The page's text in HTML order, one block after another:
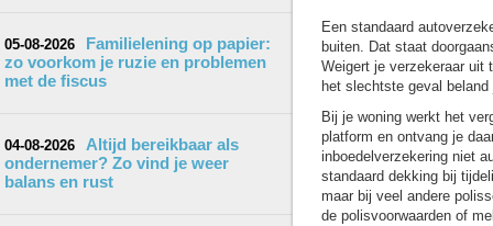
05-08-2026
Familielening op papier:
zo voorkom je ruzie en problemen
met de fiscus
04-08-2026
Altijd bereikbaar als
ondernemer? Zo vind je weer
balans en rust
Een standaard
buiten. Dat staat
Weigert je verzekeraar uit
het slechtste geval
Bij je woning werkt het
platform en ontvang je
inboedelverzekering niet
standaard dekking bij
maar bij veel andere
de polisvoorwaarden of